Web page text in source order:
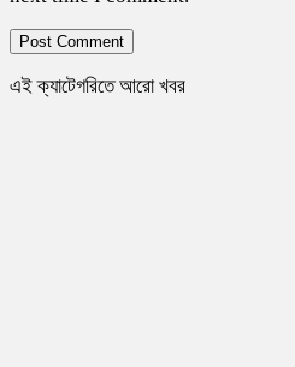
এই ক্যাটেগরিতে আরো খবর